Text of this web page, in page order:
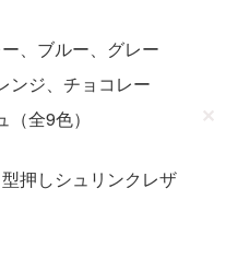
、ブルー、グレー
ンジ、チョコレー
全9色）
押しシュリンクレザ